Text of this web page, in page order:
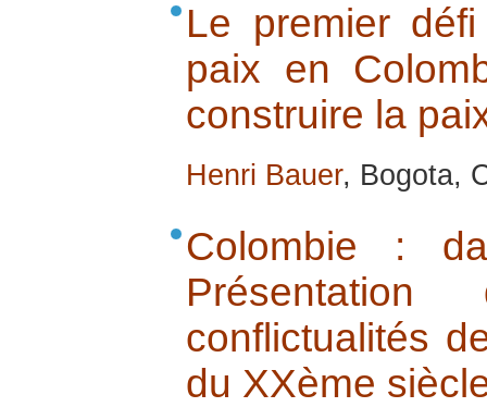
Le premier
paix en
construire la
Henri Bauer, Bogota,
Colombie :
conflictualités
du XXème